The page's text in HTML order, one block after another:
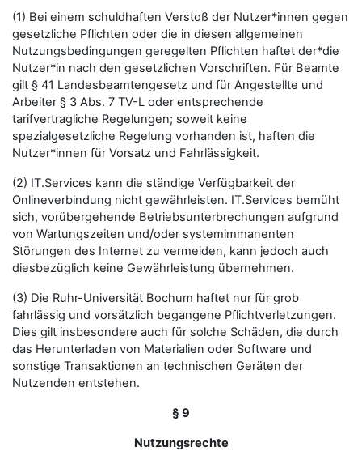
(1) Bei einem schuldhaften Verstoß der Nutzer*innen gegen
gesetzliche Pflichten oder die in diesen allgemeinen
Nutzungsbedingungen geregelten Pflichten haftet der*die
Nutzer*in nach den gesetzlichen Vorschriften. Für Beamte
gilt § 41 Landesbeamtengesetz und für Angestellte und
Arbeiter § 3 Abs. 7 TV-L oder entsprechende
tarifvertragliche Regelungen; soweit keine
spezialgesetzliche Regelung vorhanden ist, haften die
Nutzer*innen für Vorsatz und Fahrlässigkeit.
(2) IT.Services kann die ständige Verfügbarkeit der
Onlineverbindung nicht gewährleisten. IT.Services bemüht
sich, vorübergehende Betriebsunterbrechungen aufgrund
von Wartungszeiten und/oder systemimmanenten
Störungen des Internet zu vermeiden, kann jedoch auch
diesbezüglich keine Gewährleistung übernehmen.
(3) Die Ruhr-Universität Bochum haftet nur für grob
fahrlässig und vorsätzlich begangene Pflichtverletzungen.
Dies gilt insbesondere auch für solche Schäden, die durch
das Herunterladen von Materialien oder Software und
sonstige Transaktionen an technischen Geräten der
Nutzenden entstehen.
§ 9
Nutzungsrechte